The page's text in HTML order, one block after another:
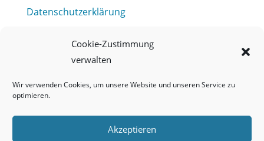
Cookie-Zustimmung
verwalten
Wir verwenden Cookies, um unsere Website und unseren Service zu
optimieren.
Akzeptieren
Datenschutzerklärung
Haftungsausschluss
Barrierefreiheitserklärung
Meldestelle (HinSchG) des Erftverbandes